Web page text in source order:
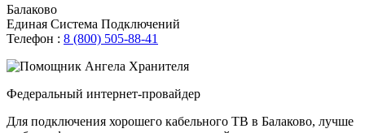
Балаково
Единая Система Подключений
Телефон : 8 (800) 505-88-41
Федеральный интернет-провайдер
Для подключения хорошего кабельного ТВ в Балаково, лучше